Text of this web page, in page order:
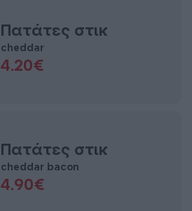
Πατάτες στικ
cheddar
4.20€
Πατάτες στικ
cheddar bacon
4.90€